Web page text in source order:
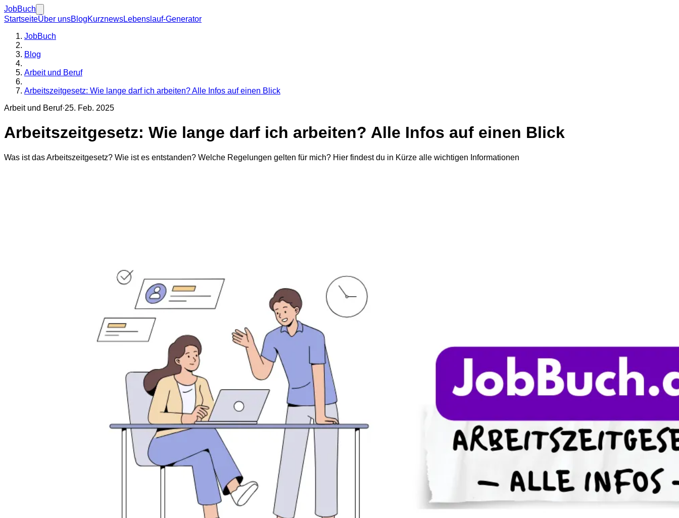
JobBuch
StartseiteÜber unsBlogKurznewsLebenslauf-Generator
JobBuch
Blog
Arbeit und Beruf
Arbeitszeitgesetz: Wie lange darf ich arbeiten? Alle Infos auf einen Blick
Arbeit und Beruf·25. Feb. 2025
Arbeitszeitgesetz: Wie lange darf ich arbeiten? Alle Infos auf einen Blick
Was ist das Arbeitszeitgesetz? Wie ist es entstanden? Welche Regelungen gelten für mich? Hier findest du in Kürze alle wichtigen Informationen